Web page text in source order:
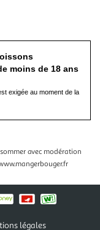
moins de 18 ans
exigée au moment de la
avec modération
légales